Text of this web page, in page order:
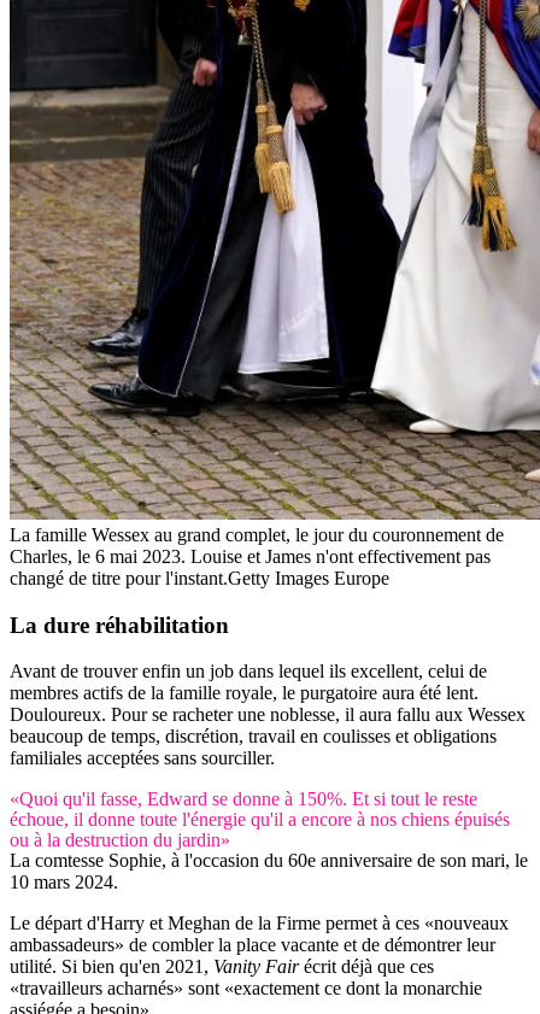
La famille Wessex au grand complet, le jour du couronnement de
Charles, le 6 mai 2023. Louise et James n'ont effectivement pas
changé de titre pour l'instant.Getty Images Europe
La dure réhabilitation
Avant de trouver enfin un job dans lequel ils excellent, celui de
membres actifs de la famille royale, le purgatoire aura été lent.
Douloureux. Pour se racheter une noblesse, il aura fallu aux Wessex
beaucoup de temps, discrétion, travail en coulisses et obligations
familiales acceptées sans sourciller.
«Quoi qu'il fasse, Edward se donne à 150%. Et si tout le reste
échoue, il donne toute l'énergie qu'il a encore à nos chiens épuisés
ou à la destruction du jardin»
La comtesse Sophie, à l'occasion du 60e anniversaire de son mari, le
10 mars 2024.
Le départ d'Harry et Meghan de la Firme permet à ces «nouveaux
ambassadeurs» de combler la place vacante et de démontrer leur
utilité. Si bien qu'en 2021, Vanity Fairécrit déjà que ces
«travailleurs acharnés» sont «exactement ce dont la monarchie